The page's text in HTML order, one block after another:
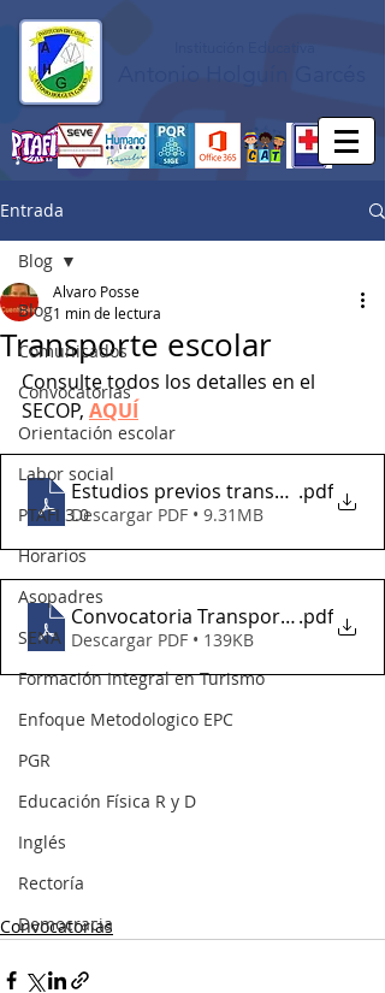
Entrada
Blog
Comunicados
Convocatorias
Orientación escolar
Labor social
PTAFI 3.0
Horarios
Asopadres
SENA
Formación Integral en Turismo
Enfoque Metodologico EPC
PGR
Educación Física R y D
Inglés
Rectoría
Democracia
Blog
Transporte escolar
Alvaro Posse
1 min de lectura
Consulte todos los detalles en el
SECOP, AQUÍ
Estudios previos transporte escolar
.pdf
Descargar PDF • 9.31MB
Convocatoria Transporte Escolar
.pdf
Descargar PDF • 139KB
Convocatorias